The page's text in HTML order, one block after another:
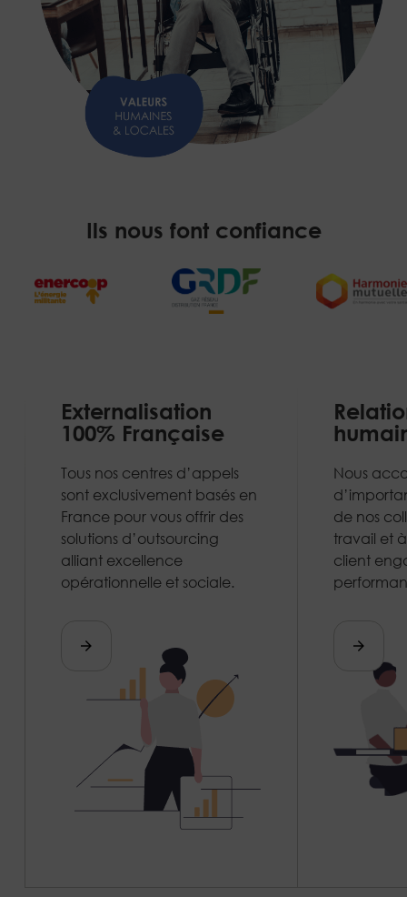
Ils nous font confiance
Externalisation
100% Française
Tous nos centres d’appels
sont exclusivement basés en
France pour vous offrir des
solutions d’outsourcing
alliant excellence
opérationnelle et sociale.
Nous
de nos
travail et
client